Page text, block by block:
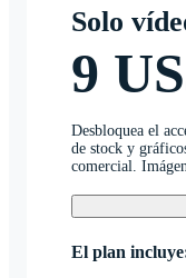
Solo
9
Desbloquea el
de stock y
comercial.
El plan